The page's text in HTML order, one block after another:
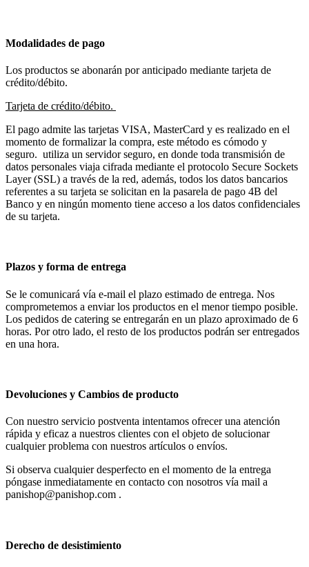
Modalidades de pago
Los productos se abonarán por anticipado mediante tarjeta de
crédito/débito.
Tarjeta de crédito/débito.
El pago admite las tarjetas VISA, MasterCard y es realizado en el
momento de formalizar la compra, este método es cómodo y
seguro. utiliza un servidor seguro, en donde toda transmisión de
datos personales viaja cifrada mediante el protocolo Secure Sockets
Layer (SSL) a través de la red, además, todos los datos bancarios
referentes a su tarjeta se solicitan en la pasarela de pago 4B del
Banco y en ningún momento tiene acceso a los datos confidenciales
de su tarjeta.
Plazos y forma de entrega
Se le comunicará vía e-mail el plazo estimado de entrega. Nos
comprometemos a enviar los productos en el menor tiempo posible.
Los pedidos de catering se entregarán en un plazo aproximado de 6
horas. Por otro lado, el resto de los productos podrán ser entregados
en una hora.
Devoluciones y Cambios de producto
Con nuestro servicio postventa intentamos ofrecer una atención
rápida y eficaz a nuestros clientes con el objeto de solucionar
cualquier problema con nuestros artículos o envíos.
Si observa cualquier desperfecto en el momento de la entrega
póngase inmediatamente en contacto con nosotros vía mail a
panishop@panishop.com .
Derecho de desistimiento